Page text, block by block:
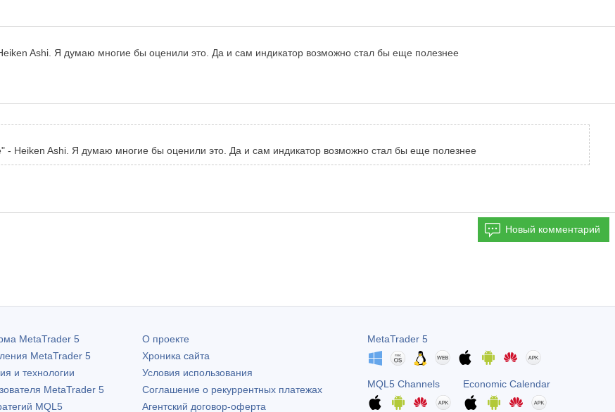
Ashi. Я думаю многие бы оценили это. Да и сам индикатор возможно стал бы еще полезнее
Heiken Ashi. Я думаю многие бы оценили это. Да и сам индикатор возможно стал бы еще полезнее
Новый комментарий
MetaTrader 5
MetaTrader 5
и технологии
MetaTrader 5
MQL5
О проекте
Хроника сайта
Условия использования
Соглашение о рекуррентных платежах
Агентский договор-оферта
MetaTrader 5
MQL5 Channels Economic Calendar